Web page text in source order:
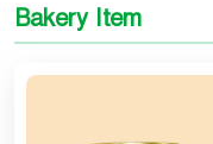
Bakery Item